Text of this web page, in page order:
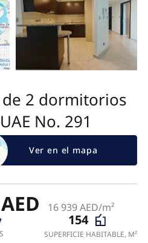
2 dormitorios
No. 291
Ver en el mapa
16 939 AED/m²
154
SUPERFICIE HABITABLE, M²